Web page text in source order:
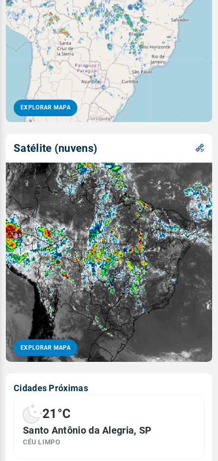
EXPLORAR MAPA
Satélite (nuvens)
EXPLORAR MAPA
Cidades Próximas
21°C
Santo Antônio da Alegria, SP
CÉU LIMPO